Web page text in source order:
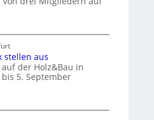
stellen aus
der Holz&Bau in
5. September